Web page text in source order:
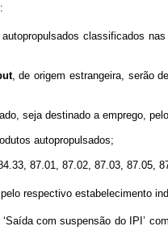
classificados
, de origem estrangeira, serão
seja destinado a emprego,
autopropulsados;
87.01, 87.02, 87.03, 87.05,
respectivo estabelecimento
com suspensão do IPI’